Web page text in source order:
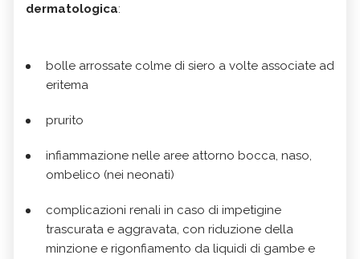
dermatologica:
bolle arrossate colme di siero a volte associate ad
eritema
prurito
infiammazione nelle aree attorno bocca, naso,
ombelico (nei neonati)
complicazioni renali in caso di impetigine
trascurata e aggravata, con riduzione della
minzione e rigonfiamento da liquidi di gambe e